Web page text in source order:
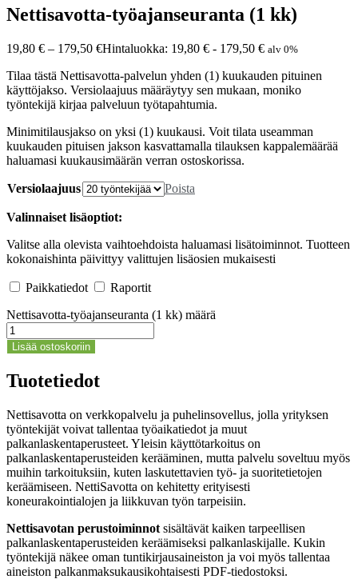
Nettisavotta-työajanseuranta (1 kk)
19,80 € – 179,50 €Hintaluokka: 19,80 € - 179,50 € alv 0%
Tilaa tästä Nettisavotta-palvelun yhden (1) kuukauden pituinen
käyttöjakso. Versiolaajuus määräytyy sen mukaan, moniko
työntekijä kirjaa palveluun työtapahtumia.
Minimitilausjakso on yksi (1) kuukausi. Voit tilata useamman
kuukauden pituisen jakson kasvattamalla tilauksen kappalemäärää
haluamasi kuukausimäärän verran ostoskorissa.
Versiolaajuus Poista
Valinnaiset lisäoptiot:
Valitse alla olevista vaihtoehdoista haluamasi lisätoiminnot. Tuotteen
kokonaishinta päivittyy valittujen lisäosien mukaisesti
Paikkatiedot
Raportit
Nettisavotta-työajanseuranta (1 kk) määrä
Lisää ostoskoriin
Tuotetiedot
Nettisavotta on verkkopalvelu ja puhelinsovellus, jolla yrityksen
työntekijät voivat tallentaa työaikatiedot ja muut
palkanlaskentaperusteet. Yleisin käyttötarkoitus on
palkanlaskentaperusteiden kerääminen, mutta palvelu soveltuu myös
muihin tarkoituksiin, kuten laskutettavien työ- ja suoritetietojen
keräämiseen. NettiSavotta on kehitetty erityisesti
koneurakointialojen ja liikkuvan työn tarpeisiin.
Nettisavotan perustoiminnot sisältävät kaiken tarpeellisen
palkanlaskentaperusteiden keräämiseksi palkanlaskijalle. Kukin
työntekijä näkee oman tuntikirjausaineiston ja voi myös tallentaa
aineiston palkanmaksukausikohtaisesti PDF-tiedostoksi.